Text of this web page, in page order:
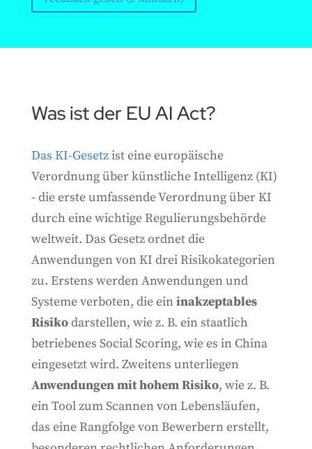
Was ist der EU AI Act?
Das KI-Gesetzist eine europäische
Verordnung über künstliche Intelligenz (KI)
- die erste umfassende Verordnung über KI
durch eine wichtige Regulierungsbehörde
weltweit. Das Gesetz ordnet die
Anwendungen von KI drei Risikokategorien
zu. Erstens werden Anwendungen und
Systeme verboten, die eininakzeptables
Risikodarstellen, wie z. B. ein staatlich
betriebenes Social Scoring, wie es in China
eingesetzt wird. Zweitens unterliegen
Anwendungen mit hohem Risiko, wie z. B.
ein Tool zum Scannen von Lebensläufen,
das eine Rangfolge von Bewerbern erstellt,